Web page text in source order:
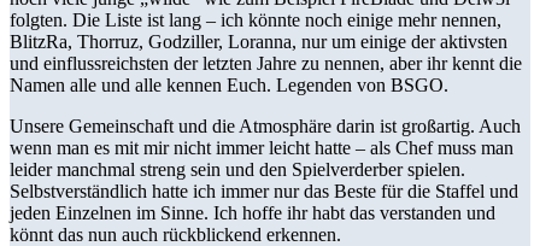
folgten. Die Liste ist lang – ich könnte noch einige mehr nennen,
BlitzRa, Thorruz, Godziller, Loranna, nur um einige der aktivsten
und einflussreichsten der letzten Jahre zu nennen, aber ihr kennt die
Namen alle und alle kennen Euch. Legenden von BSGO.
Unsere Gemeinschaft und die Atmosphäre darin ist großartig. Auch
wenn man es mit mir nicht immer leicht hatte – als Chef muss man
leider manchmal streng sein und den Spielverderber spielen.
Selbstverständlich hatte ich immer nur das Beste für die Staffel und
jeden Einzelnen im Sinne. Ich hoffe ihr habt das verstanden und
könnt das nun auch rückblickend erkennen.